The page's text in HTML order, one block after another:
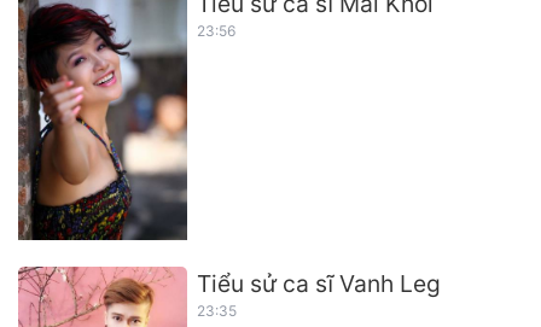
23:56
Tiểu sử ca sĩ Vanh Leg
23:35